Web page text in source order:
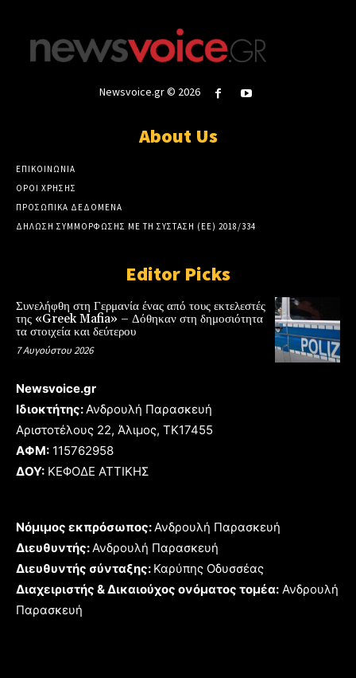
Newsvoice.gr © 2026
About Us
ΕΠΙΚΟΙΝΩΝΙΑ
ΟΡΟΙ ΧΡΗΣΗΣ
ΠΡΟΣΩΠΙΚΑ ΔΕΔΟΜΕΝΑ
ΔΗΛΩΣΗ ΣΥΜΜΟΡΦΩΣΗΣ ΜΕ ΤΗ ΣΥΣΤΑΣΗ (ΕΕ) 2018/334
Editor Picks
Συνελήφθη στη Γερμανία ένας από τους εκτελεστές
της «Greek Mafia» – Δόθηκαν στη δημοσιότητα
τα στοιχεία και δεύτερου
7 Αυγούστου 2026
Newsvoice.gr
Ιδιοκτήτης:Ανδρουλή Παρασκευή
Αριστοτέλους 22, Άλιμος, TK17455
ΑΦΜ: 115762958
ΔΟΥ: ΚΕΦΟΔΕ ΑΤΤΙΚΗΣ
Νόμιμος εκπρόσωπος:Ανδρουλή Παρασκευή
Διευθυντής:Ανδρουλή Παρασκευή
Διευθυντής σύνταξης: Καρύπης Οδυσσέας
Διαχειριστής & Δικαιούχος ονόματος τομέα: Ανδρουλή
Παρασκευή